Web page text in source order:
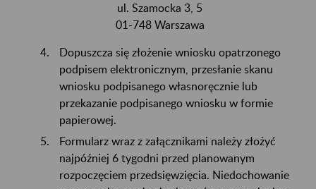
ul. Szamocka 3, 5
01-748 Warszawa
Dopuszcza się złożenie wniosku opatrzonego
podpisem elektronicznym, przesłanie skanu
wniosku podpisanego własnoręcznie lub
przekazanie podpisanego wniosku w formie
papierowej.
Formularz wraz z załącznikami należy złożyć
najpóźniej 6 tygodni przed planowanym
rozpoczęciem przedsięwzięcia. Niedochowanie